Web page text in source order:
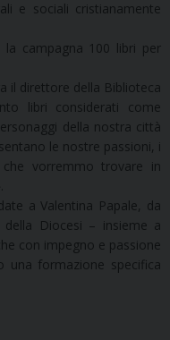
e sociali cristianamente
campagna 100 libri per
il direttore della Biblioteca
libri considerati come
della nostra città
le nostre passioni, i
vorremmo trovare in
a Valentina Papale, da
Diocesi – insieme a
con impegno e passione
una formazione specifica